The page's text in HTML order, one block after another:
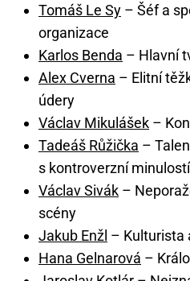
Tomáš Le Sy – Šéf a
organizace
Karlos Benda – Hlavní
Alex Cverna – Elitní
údery
Václav Mikulášek –
Tadeáš Růžička –
s kontroverzní minulostí
Václav Sivák –
scény
Jakub Enžl – Kulturista
Hana Gelnarová –